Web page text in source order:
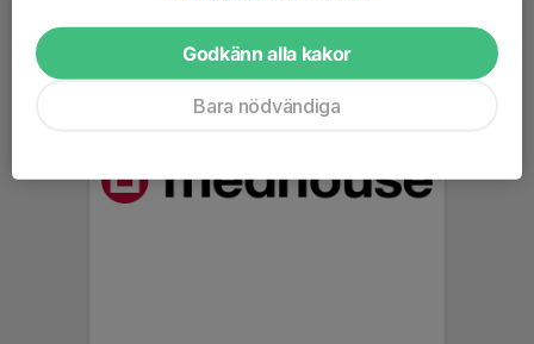
Godkänn alla kakor
Bara nödvändiga